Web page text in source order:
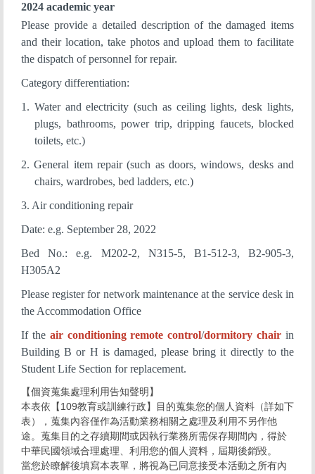
2024 academic year
Please provide a detailed description of the damaged items
and their location, take photos and upload them to facilitate
the dispatch of personnel for repair.
Category differentiation:
1. Water and electricity (such as ceiling lights, desk lights,
plugs, bathrooms, power trip, dripping faucets, blocked
toilets, etc.)
2. General item repair (such as doors, windows, desks and
chairs, wardrobes, bed ladders, etc.)
3. Air conditioning repair
Date: e.g. September 28, 2022
Bed No.: e.g. M202-2, N315-5, B1-512-3, B2-905-3,
H305A2
Please register for network maintenance at the service desk in
the Accommodation Office
If the air conditioning remote control/dormitory chair in
Building B or H is damaged, please bring it directly to the
Student Life Section for replacement.
【個資蒐集處理利用告知聲明】
本表依【109教育或訓練行政】目的蒐集您的個人資料（詳如下
表），蒐集內容僅作為活動業務相關之處理及利用不另作他
途。蒐集目的之存續期間或因執行業務所需保存期間內，得於
中華民國領域合理處理、利用您的個人資料，屆期後銷毀。
當您於瞭解後填寫本表單，將視為已同意接受本活動之所有內